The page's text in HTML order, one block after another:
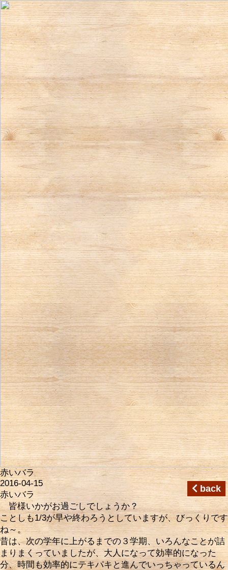
赤いバラ
2016-04-15
赤いバラ
back
皆様いかがお過ごしでしょうか？
ことしも1/3が早や終わろうとしていますが、びっくりです
ね～。
昔は、次の学年に上がるまでの３学期、いろんなことが詰
まりまくっていましたが、大人になって効率的になった
分、時間も効率的にテキパキと進んでいっちゃっているん